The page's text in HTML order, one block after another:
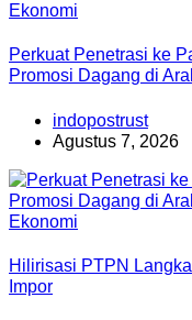
Ekonomi
Perkuat Penetrasi ke
Promosi Dagang di
indopostrust
Agustus 7, 2026
Ekonomi
Hilirisasi PTPN
Impor